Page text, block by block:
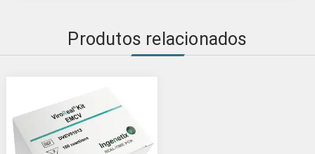
Produtos relacionados